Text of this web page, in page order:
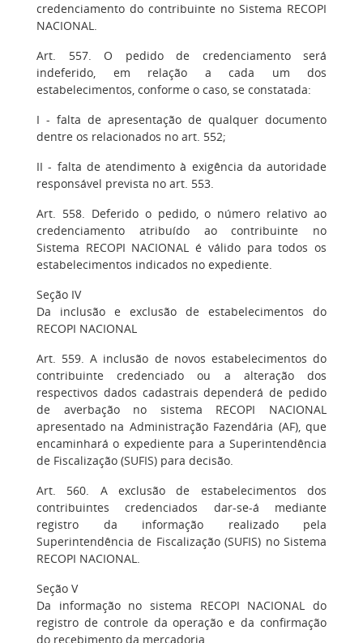
credenciamento do contribuinte no Sistema RECOPI
NACIONAL.
Art. 557. O pedido de credenciamento será
indeferido, em relação a cada um dos
estabelecimentos, conforme o caso, se constatada:
I - falta de apresentação de qualquer documento
dentre os relacionados no art. 552;
II - falta de atendimento à exigência da autoridade
responsável prevista no art. 553.
Art. 558. Deferido o pedido, o número relativo ao
credenciamento atribuído ao contribuinte no
Sistema RECOPI NACIONAL é válido para todos os
estabelecimentos indicados no expediente.
Seção IV
Da inclusão e exclusão de estabelecimentos do
RECOPI NACIONAL
Art. 559. A inclusão de novos estabelecimentos do
contribuinte credenciado ou a alteração dos
respectivos dados cadastrais dependerá de pedido
de averbação no sistema RECOPI NACIONAL
apresentado na Administração Fazendária (AF), que
encaminhará o expediente para a Superintendência
de Fiscalização (SUFIS) para decisão.
Art. 560. A exclusão de estabelecimentos dos
contribuintes credenciados dar-se-á mediante
registro da informação realizado pela
Superintendência de Fiscalização (SUFIS) no Sistema
RECOPI NACIONAL.
Seção V
Da informação no sistema RECOPI NACIONAL do
registro de controle da operação e da confirmação
do recebimento da mercadoria